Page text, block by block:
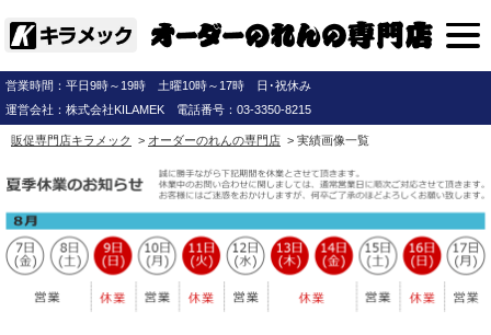
営業時間：平日9時～19時 土曜10時～17時 日･祝休み
運営会社：株式会社KILAMEK 電話番号：03-3350-8215
販促専門店キラメック > オーダーのれんの専門店 > 実績画像一覧